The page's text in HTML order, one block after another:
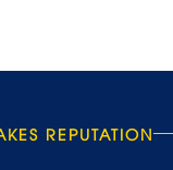
REPUTATION